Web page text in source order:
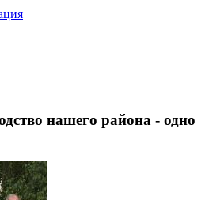
нашего района - одно